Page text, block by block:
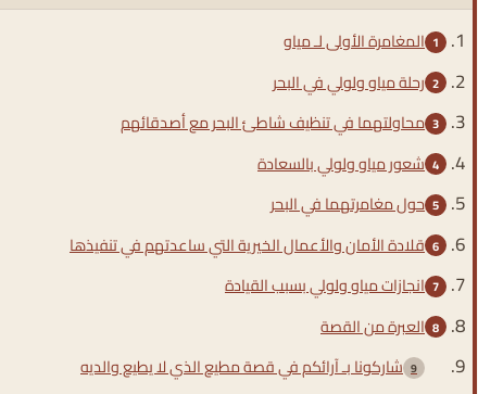
المغامرة الأولى لـ مياو
رحلة مياو ولولي في البحر
محاولتهما في تنظيف شاطئ البحر مع أصدقائهم
شعور مياو ولولي بالسعادة
حول مغامرتهما في البحر
قلادة الأمان والأعمال الخيرية التي ساعدتهم في تنفيذها
انجازات مياو ولولي بسبب القيادة
العبرة من القصة
شاركونا بـ آرائكم في قصة مطيع الذي لا يطيع والديه